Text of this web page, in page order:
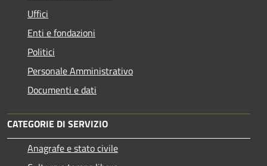
Uffici
Enti e fondazioni
Politici
Personale Amministrativo
Documenti e dati
CATEGORIE DI SERVIZIO
Anagrafe e stato civile